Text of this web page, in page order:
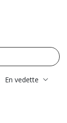
En vedette